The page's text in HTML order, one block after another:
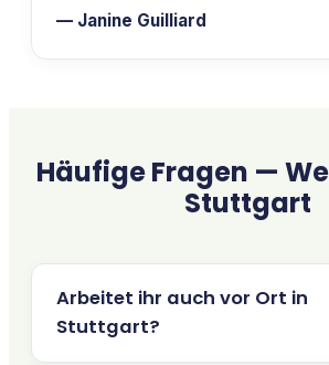
— Janine Guilliard
Häufige Fragen —
Stuttgart
Arbeitet ihr auch vor Ort in
Stuttgart?